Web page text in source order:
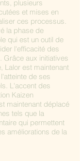
plusieurs
et mises en
ces processus.
la phase de
qui est un outil de
l'efficacité des
Grâce aux initiatives
Lalor est maintenant
de ses
L'accent des
Kaizen
maintenant déplacé
tels que la
qui permettent
améliorations de la